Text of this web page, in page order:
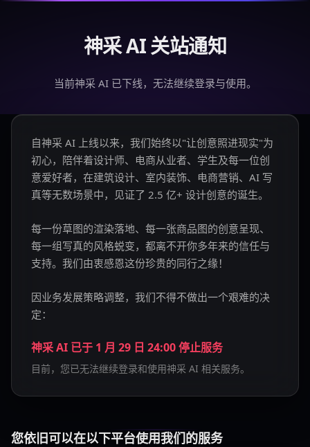
神采 AI 关站通知
当前神采 AI 已下线，无法继续登录与使用。
自神采 AI 上线以来，我们始终以"让创意照进现实"为
初心，陪伴着设计师、电商从业者、学生及每一位创
意爱好者，在建筑设计、室内装饰、电商营销、AI 写
真等无数场景中，见证了 2.5 亿+ 设计创意的诞生。
每一份草图的渲染落地、每一张商品图的创意呈现、
每一组写真的风格蜕变，都离不开你多年来的信任与
支持。我们由衷感恩这份珍贵的同行之缘！
因业务发展策略调整，我们不得不做出一个艰难的决
定：
神采 AI 已于 1 月 29 日 24:00 停止服务
目前，您已无法继续登录和使用神采 AI 相关服务。
您依旧可以在以下平台使用我们的服务